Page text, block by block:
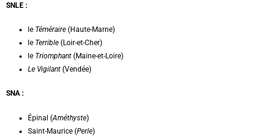
SNLE :
le Téméraire (Haute-Marne)
le Terrible (Loir-et-Cher)
le Triomphant (Maine-et-Loire)
Le Vigilant (Vendée)
SNA :
Épinal (Améthyste)
Saint-Maurice (Perle)